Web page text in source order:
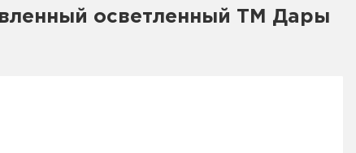
осветленный ТМ Дары